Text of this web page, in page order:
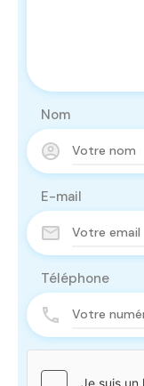
Nom
E-mail
Téléphone